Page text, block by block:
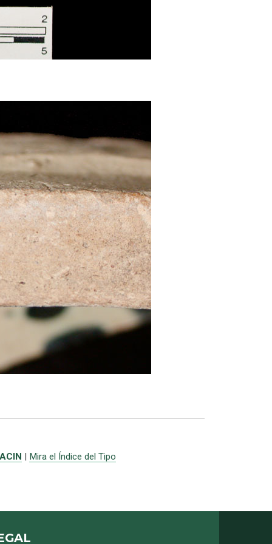
| Mira el Índice del Tipo